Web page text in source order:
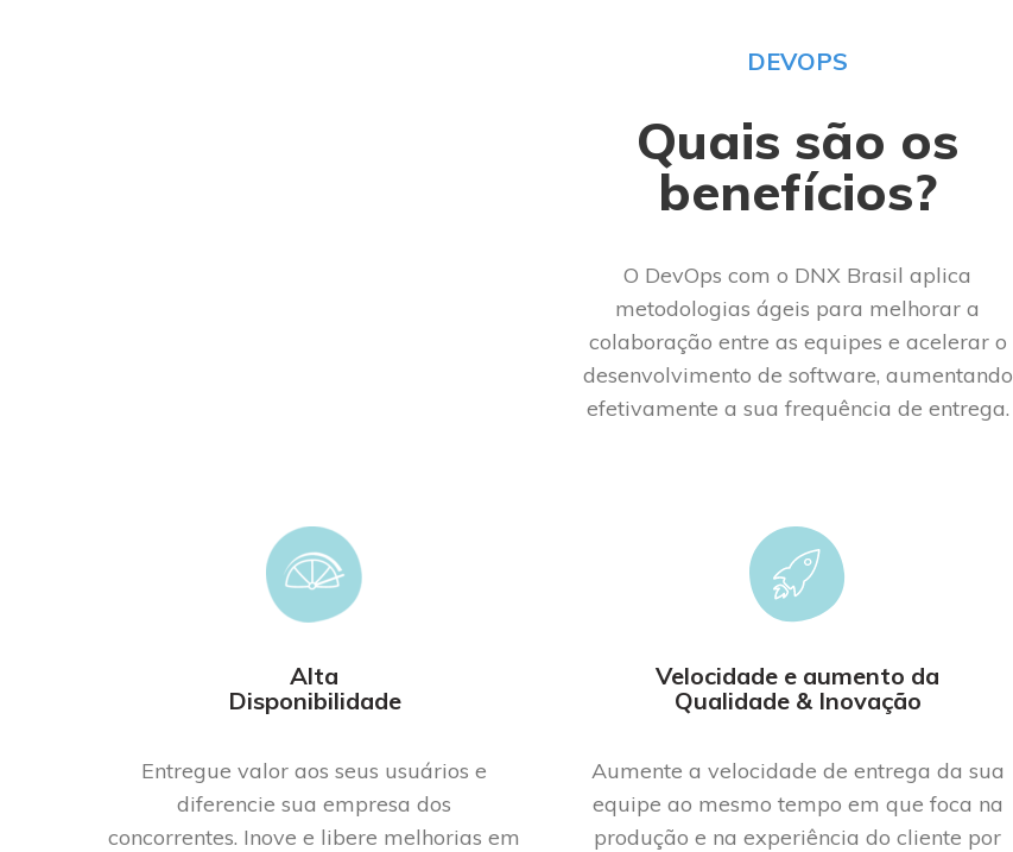
DEVOPS
Quais são os
benefícios?
O DevOps com o DNX Brasil aplica
metodologias ágeis para melhorar a
colaboração entre as equipes e acelerar o
desenvolvimento de software, aumentando
efetivamente a sua frequência de entrega.
Alta
Disponibilidade
Entregue valor aos seus usuários e
diferencie sua empresa dos
concorrentes. Inove e libere melhorias em
Velocidade e aumento da
Qualidade & Inovação
Aumente a velocidade de entrega da sua
equipe ao mesmo tempo em que foca na
produção e na experiência do cliente por